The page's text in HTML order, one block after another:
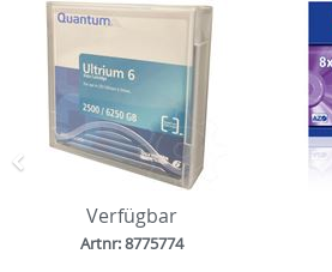
Verfügbar
Artnr: 8775774
Zurück